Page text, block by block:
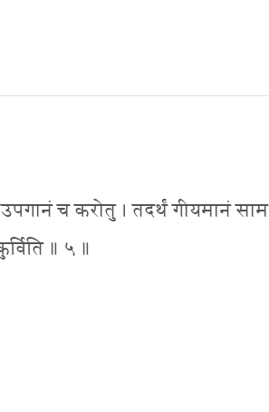
उपगानं च करोतु । तदर्थं गीयमानं साम
॥ ५ ॥